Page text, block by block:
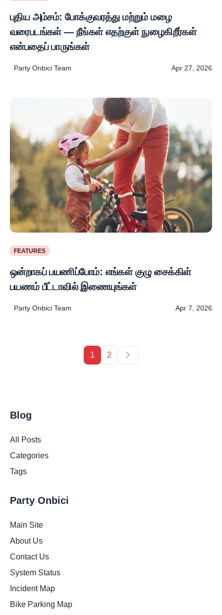
புதிய அம்சம்: போக்குவரத்து மற்றும் மழை
வரைபடங்கள் — நீங்கள் எதற்குள் நுழைகிறீர்கள்
என்பதைப் பாருங்கள்
Party Onbici Team Apr 27, 2026
FEATURES
ஒன்றாகப் பயணிப்போம்: எங்கள் குழு சைக்கிள்
பயணம் பீட்டாவில் இணையுங்கள்
Party Onbici Team Apr 7, 2026
1 2
Blog
All Posts
Categories
Tags
Party Onbici
Main Site
About Us
Contact Us
System Status
Incident Map
Bike Parking Map